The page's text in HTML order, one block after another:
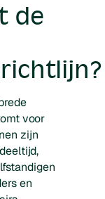
de
voor
zijn
en